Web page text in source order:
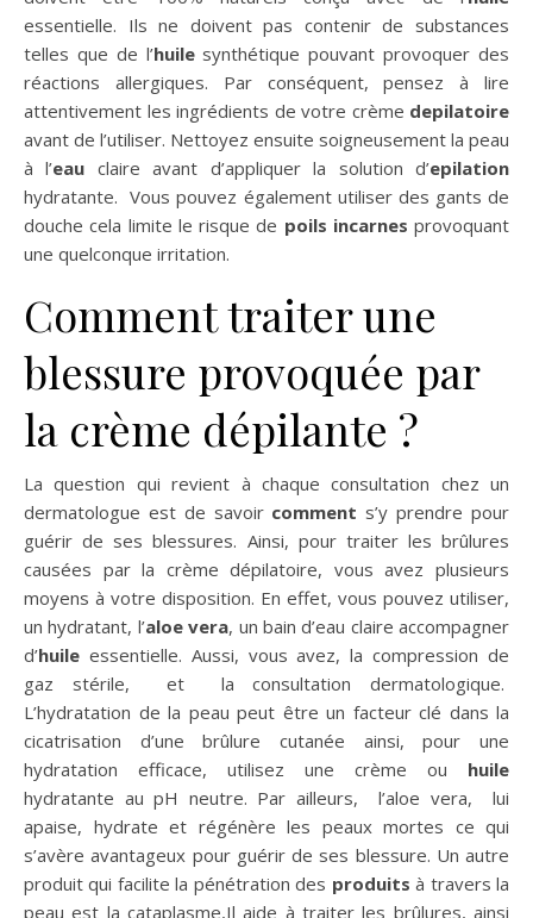
essentielle. Ils ne doivent pas contenir de substances
telles que de l’huilesynthétique pouvant provoquer des
réactions allergiques. Par conséquent, pensez à lire
attentivement les ingrédients de votre crème depilatoire
avant de l’utiliser. Nettoyez ensuite soigneusement la peau
à l’eau claire avant d’appliquer la solution d’epilation
hydratante. Vous pouvez également utiliser des gants de
douche cela limite le risque de poils incarnes provoquant
une quelconque irritation.
Comment traiter une
blessure provoquée par
la crème dépilante ?
La question qui revient à chaque consultation chez un
dermatologue est de savoir comment s’y prendre pour
guérir de ses blessures. Ainsi, pour traiter les brûlures
causées par la crème dépilatoire, vous avez plusieurs
moyens à votre disposition. En effet, vous pouvez utiliser,
un hydratant, l’aloe vera, un bain d’eau claire accompagner
d’huile essentielle. Aussi, vous avez, la compression de
gaz stérile, et la consultation dermatologique.
L’hydratation de la peau peut être un facteur clé dans la
cicatrisation d’une brûlure cutanée ainsi, pour une
hydratation efficace, utilisez une crème ou huile
hydratante au pH neutre. Par ailleurs, l’aloe vera, lui
apaise, hydrate et régénère les peaux mortes ce qui
s’avère avantageux pour guérir de ses blessure. Un autre
produit qui facilite la pénétration des produits à travers la
peau est la cataplasme,Il aide à traiter les brûlures, ainsi